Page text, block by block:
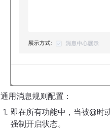
通用消息规则配置：
即在所有功能中，当被@时
强制开启状态。